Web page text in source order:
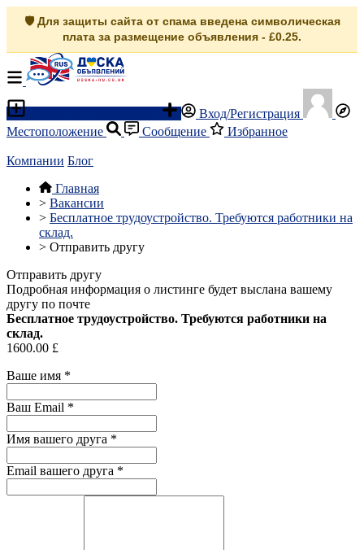
🛡️ Для защиты сайта от спама введена символическая
плата за размещение объявления - £0.25.
Вход/Регистрация
Местоположение
Сообщение Избранное
Компании Блог
Главная
> Вакансии
> Бесплатное трудоустройство. Требуются работники на
склад.
> Отправить другу
Отправить другу
Подробная информация о листинге будет выслана вашему
другу по почте
Бесплатное трудоустройство. Требуются работники на
склад.
1600.00 £
Ваше имя *
Ваш Email *
Имя вашего друга *
Email вашего друга *